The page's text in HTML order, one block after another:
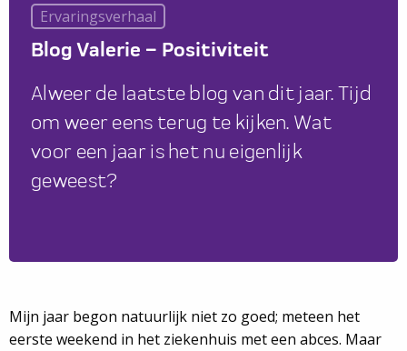
Ervaringsverhaal
Blog Valerie – Positiviteit
Alweer de laatste blog van dit jaar. Tijd
om weer eens terug te kijken. Wat
voor een jaar is het nu eigenlijk
geweest?
Mijn jaar begon natuurlijk niet zo goed; meteen het
eerste weekend in het ziekenhuis met een abces. Maar